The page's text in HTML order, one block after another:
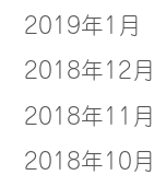
2019年1月
2018年12月
2018年11月
2018年10月